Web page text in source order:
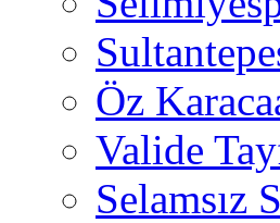
Öz
Valide
Selamsız